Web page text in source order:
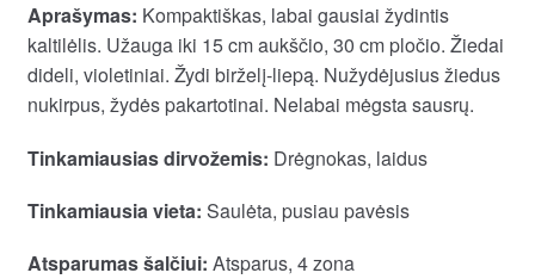
Aprašymas: Kompaktiškas, labai gausiai žydintis
kaltilėlis. Užauga iki 15 cm aukščio, 30 cm pločio. Žiedai
dideli, violetiniai. Žydi birželį-liepą. Nužydėjusius žiedus
nukirpus, žydės pakartotinai. Nelabai mėgsta sausrų.
Tinkamiausias dirvožemis: Drėgnokas, laidus
Tinkamiausia vieta: Saulėta, pusiau pavėsis
Atsparumas šalčiui: Atsparus, 4 zona